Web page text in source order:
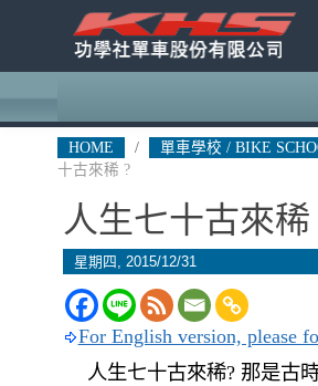
HOME / 單車學校 / BIKE
十古來稀 ?
人生七十古來稀
星期四, 2015/12/31
For English version, please
人生七十古來稀? 那是古